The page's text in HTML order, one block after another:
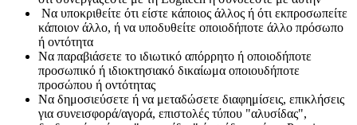
Να υποκριθείτε ότι είστε κάποιος άλλος ή ότι εκπροσωπείτε
κάποιον άλλο, ή να υποδυθείτε οποιοδήποτε άλλο πρόσωπο
ή οντότητα
Να παραβιάσετε το ιδιωτικό απόρρητο ή οποιοδήποτε
προσωπικό ή ιδιοκτησιακό δικαίωμα οποιουδήποτε
προσώπου ή οντότητας
Να δημοσιεύσετε ή να μεταδώσετε διαφημίσεις, επικλήσεις
για συνεισφορά/αγορά, επιστολές τύπου "αλυσίδας",